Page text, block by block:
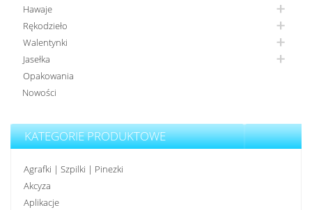
Hawaje
Rękodzieło
Walentynki
Jasełka
Opakowania
Nowości
KATEGORIE PRODUKTOWE
Agrafki | Szpilki | Pinezki
Akcyza
Aplikacje